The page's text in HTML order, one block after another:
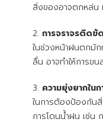
สิ่งของอาจตกหล่น
การจราจรติดขั
ในช่วงหน้าฝนตกมั
ลื่น อาจทำให้การขน
ความยุ่งยากใน
ในการต้องป้องกัน
การโดนน้ำฝน เช่น